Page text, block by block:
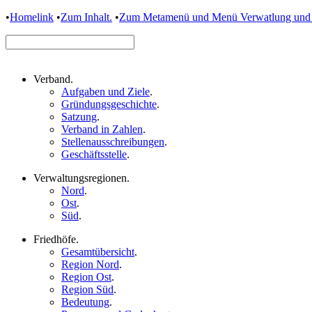
•Homelink •Zum Inhalt. •Zum Metamenü und Menü Verwatlung
Verband.
Aufgaben und Ziele.
Gründungsgeschichte.
Satzung.
Verband in Zahlen.
Stellenausschreibungen.
Geschäftsstelle.
Verwaltungsregionen.
Nord.
Ost.
Süd.
Friedhöfe.
Gesamtübersicht.
Region Nord.
Region Ost.
Region Süd.
Bedeutung.